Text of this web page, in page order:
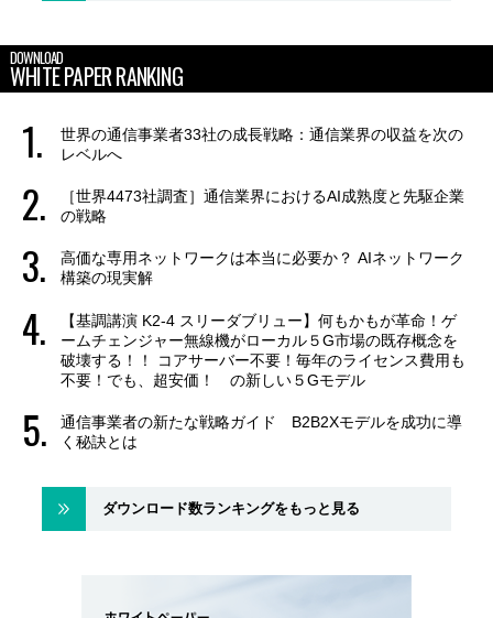
DOWNLOAD
WHITE PAPER RANKING
世界の通信事業者33社の成長戦略：通信業界の収益を次の
レベルへ
［世界4473社調査］通信業界におけるAI成熟度と先駆企業
の戦略
高価な専用ネットワークは本当に必要か？ AIネットワーク
構築の現実解
【基調講演 K2-4 スリーダブリュー】何もかもが革命！ゲ
ームチェンジャー無線機がローカル５G市場の既存概念を
破壊する！！ コアサーバー不要！毎年のライセンス費用も
不要！でも、超安価！ の新しい５Gモデル
通信事業者の新たな戦略ガイド B2B2Xモデルを成功に導
く秘訣とは
ダウンロード数ランキングをもっと見る